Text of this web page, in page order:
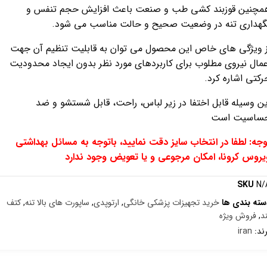
قوزبند کشی طب و صنعت باعث افزایش حجم تنفس و
تنه در وضعیت صحیح و حالت مناسب می شود.
ویژگی های خاص این محصول می توان به قابلیت تنظیم آن جهت
نیروی مطلوب برای کاربردهای مورد نظر بدون ایجاد محدودیت
اشاره کرد.
وسیله قابل اختفا در زیر لباس، راحت، قابل شستشو و ضد
است
لطفا در انتخاب سایز دقت نمایید، باتوجه به مسائل بهداشتی
کرونا، امکان مرجوعی و یا تعویض وجود ندارد
SKU
بندی ها خرید تجهیزات پزشکی خانگی, ارتوپدی, ساپورت های بالا تنه,کتف
,فروش ویژه
iran